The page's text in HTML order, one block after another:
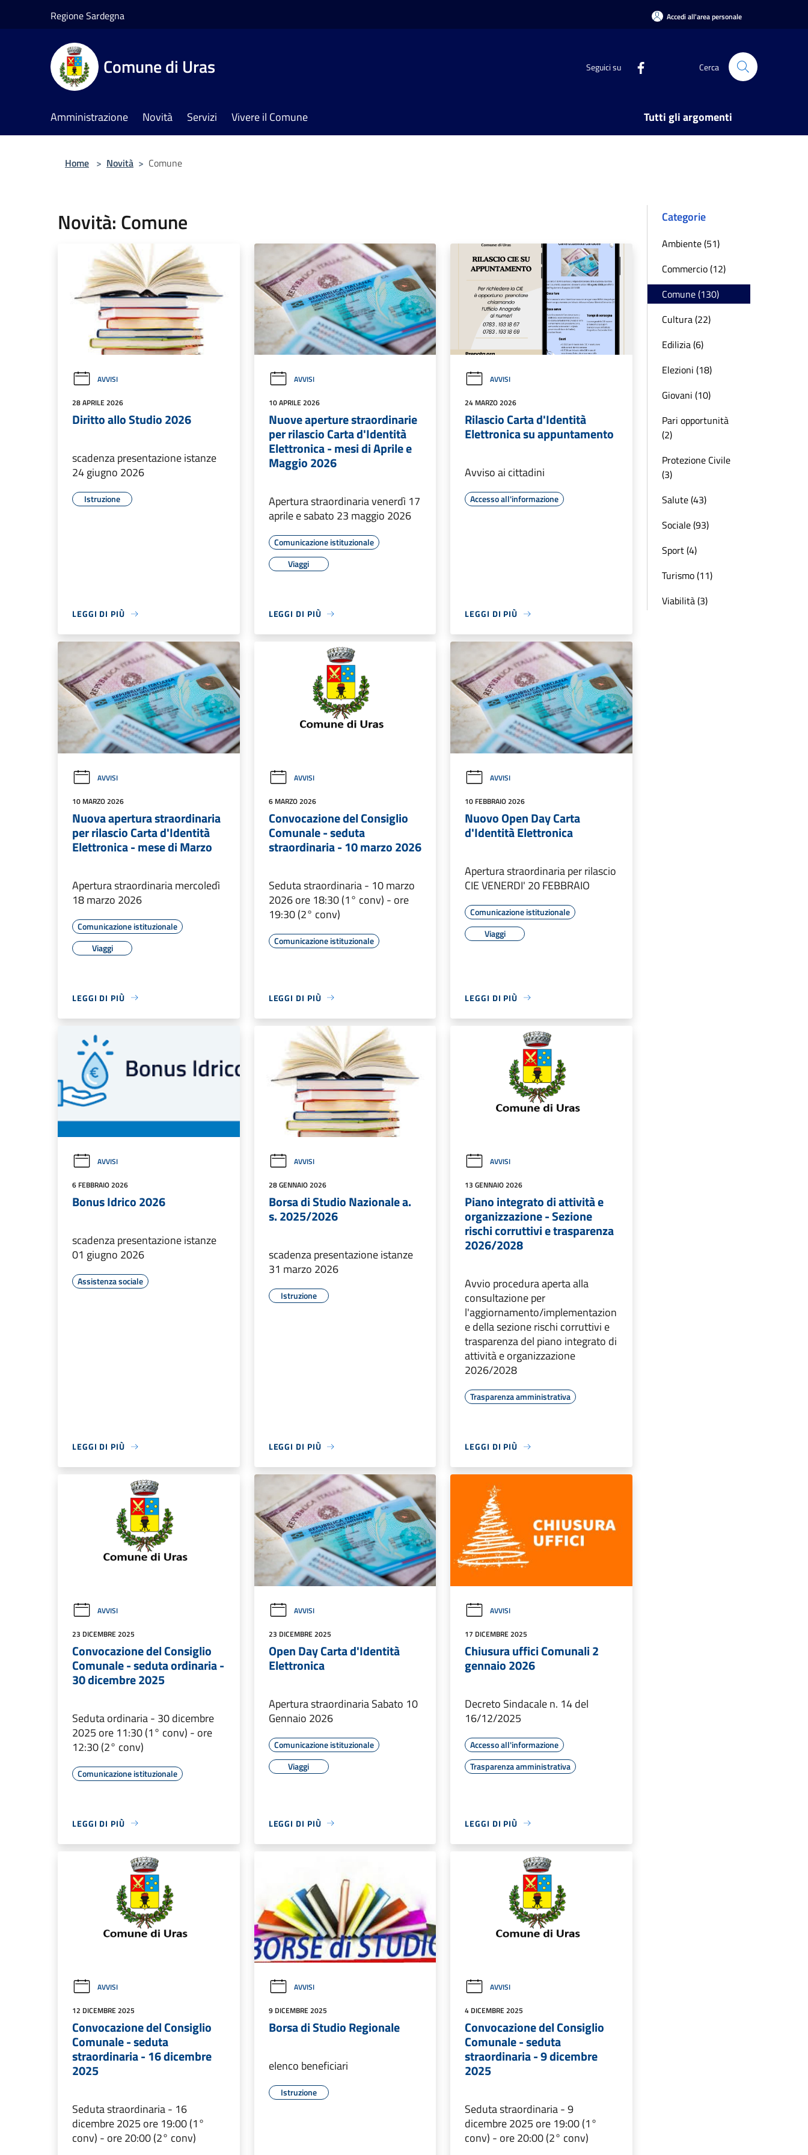
Regione Sardegna Accedi all'area personale
Comune di Uras Seguici su Cerca
Amministrazione Novità Servizi Vivere il Comune Tutti gli argomenti
Home > Novità > Comune
Novità: Comune
AVVISI
28 APRILE 2026
Diritto allo Studio 2026
scadenza presentazione istanze
24 giugno 2026
Istruzione
LEGGI DI PIÙ
AVVISI
10 APRILE 2026
Nuove aperture straordinarie
per rilascio Carta d'Identità
Elettronica - mesi di Aprile e
Maggio 2026
Apertura straordinaria venerdì 17
aprile e sabato 23 maggio 2026
Comunicazione istituzionale
Viaggi
LEGGI DI PIÙ
AVVISI
24 MARZO 2026
Rilascio Carta d'Identità
Elettronica su appuntamento
Avviso ai cittadini
Accesso all'informazione
LEGGI DI PIÙ
AVVISI
10 MARZO 2026
Nuova apertura straordinaria
per rilascio Carta d'Identità
Elettronica - mese di Marzo
Apertura straordinaria mercoledì
18 marzo 2026
Comunicazione istituzionale
Viaggi
LEGGI DI PIÙ
AVVISI
6 MARZO 2026
Convocazione del Consiglio
Comunale - seduta
straordinaria - 10 marzo 2026
Seduta straordinaria - 10 marzo
2026 ore 18:30 (1° conv) - ore
19:30 (2° conv)
Comunicazione istituzionale
LEGGI DI PIÙ
AVVISI
10 FEBBRAIO 2026
Nuovo Open Day Carta
d'Identità Elettronica
Apertura straordinaria per rilascio
CIE VENERDI' 20 FEBBRAIO
Comunicazione istituzionale
Viaggi
LEGGI DI PIÙ
AVVISI
6 FEBBRAIO 2026
Bonus Idrico 2026
scadenza presentazione istanze
01 giugno 2026
Assistenza sociale
LEGGI DI PIÙ
AVVISI
28 GENNAIO 2026
Borsa di Studio Nazionale a.
s. 2025/2026
scadenza presentazione istanze
31 marzo 2026
Istruzione
LEGGI DI PIÙ
AVVISI
13 GENNAIO 2026
Piano integrato di attività e
organizzazione - Sezione
rischi corruttivi e trasparenza
2026/2028
Avvio procedura aperta alla
consultazione per
l'aggiornamento/implementazion
e della sezione rischi corruttivi e
trasparenza del piano integrato di
attività e organizzazione
2026/2028
Trasparenza amministrativa
LEGGI DI PIÙ
AVVISI
23 DICEMBRE 2025
Convocazione del Consiglio
Comunale - seduta ordinaria -
30 dicembre 2025
Seduta ordinaria - 30 dicembre
2025 ore 11:30 (1° conv) - ore
12:30 (2° conv)
Comunicazione istituzionale
LEGGI DI PIÙ
AVVISI
23 DICEMBRE 2025
Open Day Carta d'Identità
Elettronica
Apertura straordinaria Sabato 10
Gennaio 2026
Comunicazione istituzionale
Viaggi
LEGGI DI PIÙ
AVVISI
17 DICEMBRE 2025
Chiusura uffici Comunali 2
gennaio 2026
Decreto Sindacale n. 14 del
16/12/2025
Accesso all'informazione
Trasparenza amministrativa
LEGGI DI PIÙ
AVVISI
12 DICEMBRE 2025
Convocazione del Consiglio
Comunale - seduta
straordinaria - 16 dicembre
2025
Seduta straordinaria - 16
dicembre 2025 ore 19:00 (1°
conv) - ore 20:00 (2° conv)
AVVISI
9 DICEMBRE 2025
Borsa di Studio Regionale
elenco beneficiari
Istruzione
AVVISI
4 DICEMBRE 2025
Convocazione del Consiglio
Comunale - seduta
straordinaria - 9 dicembre
2025
Seduta straordinaria - 9
dicembre 2025 ore 19:00 (1°
conv) - ore 20:00 (2° conv)
Categorie
Ambiente (51)
Commercio (12)
Comune (130)
Cultura (22)
Edilizia (6)
Elezioni (18)
Giovani (10)
Pari opportunità
(2)
Protezione Civile
(3)
Salute (43)
Sociale (93)
Sport (4)
Turismo (11)
Viabilità (3)